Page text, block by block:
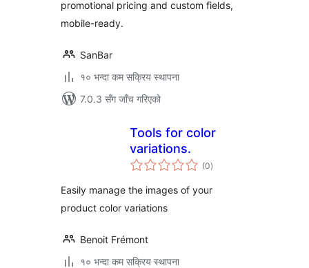
promotional pricing and custom fields,
mobile-ready.
SanBar
१० भन्दा कम सक्रिय स्थापना
7.0.3 सँग जाँच गरिएको
Tools for color
variations.
(0कुल
रेटिङ्गहरू
)
Easily manage the images of your
product color variations
Benoit Frémont
१० भन्दा कम सक्रिय स्थापना